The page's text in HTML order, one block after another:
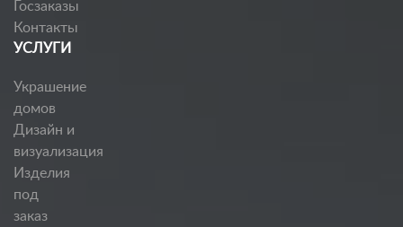
Госзаказы
Контакты
УСЛУГИ
Украшение
домов
Дизайн и
визуализация
Изделия
под
заказ